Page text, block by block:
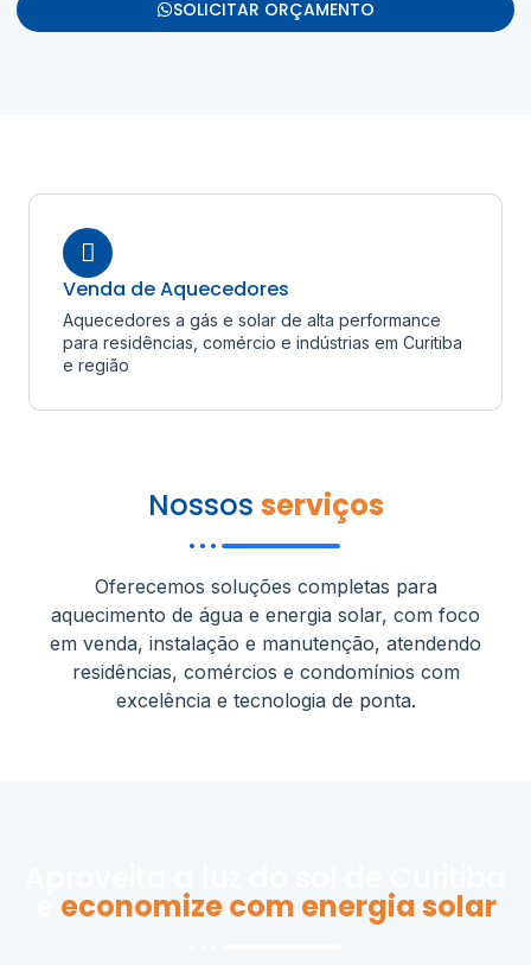
SOLICITAR ORÇAMENTO
Nossos serviços
Oferecemos soluções completas para
aquecimento de água e energia solar, com foco
em venda, instalação e manutenção, atendendo
residências, comércios e condomínios com
excelência e tecnologia de ponta.
Venda de Aquecedores
Aquecedores a gás e solar de alta performance
para residências, comércio e indústrias em Curitiba
e região
economize com energia solar